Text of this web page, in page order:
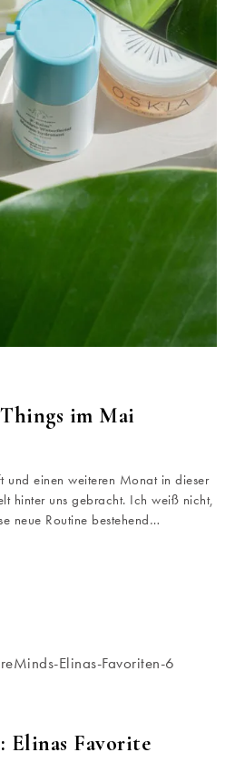
im Mai
und einen weiteren Monat in dieser
hinter uns gebracht. Ich weiß nicht,
neue Routine bestehend…
Elinas Favorite